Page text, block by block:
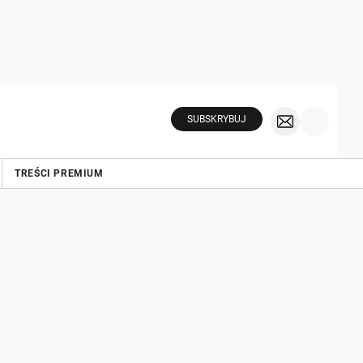
SUBSKRYBUJ
TREŚCI PREMIUM